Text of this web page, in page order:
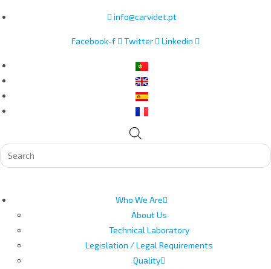
Skip
info@carvidet.pt
Facebook-f Twitter Linkedin
Who We Are
About Us
Technical Laboratory
Legislation / Legal Requirements
Quality